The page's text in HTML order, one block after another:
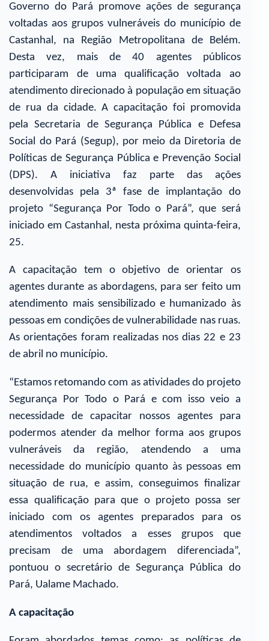
Governo do Pará promove ações de segurança
voltadas aos grupos vulneráveis do município de
Castanhal, na Região Metropolitana de Belém.
Desta vez, mais de 40 agentes públicos
participaram de uma qualificação voltada ao
atendimento direcionado à população em situação
de rua da cidade. A capacitação foi promovida
pela Secretaria de Segurança Pública e Defesa
Social do Pará (Segup), por meio da Diretoria de
Políticas de Segurança Pública e Prevenção Social
(DPS). A iniciativa faz parte das ações
desenvolvidas pela 3ª fase de implantação do
projeto “Segurança Por Todo o Pará”, que será
iniciado em Castanhal, nesta próxima quinta-feira,
25.
A capacitação tem o objetivo de orientar os
agentes durante as abordagens, para ser feito um
atendimento mais sensibilizado e humanizado às
pessoas em condições de vulnerabilidade nas ruas.
As orientações foram realizadas nos dias 22 e 23
de abril no município.
“Estamos retomando com as atividades do projeto
Segurança Por Todo o Pará e com isso veio a
necessidade de capacitar nossos agentes para
podermos atender da melhor forma aos grupos
vulneráveis da região, atendendo a uma
necessidade do município quanto às pessoas em
situação de rua, e assim, conseguimos finalizar
essa qualificação para que o projeto possa ser
iniciado com os agentes preparados para os
atendimentos voltados a esses grupos que
precisam de uma abordagem diferenciada”,
pontuou o secretário de Segurança Pública do
Pará, Ualame Machado.
A capacitação